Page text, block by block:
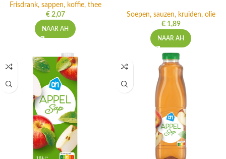
Frisdrank, sappen, koffie, thee
€2,07
NAAR AH
Soepen, sauzen, kruiden, olie
€1,89
NAAR AH